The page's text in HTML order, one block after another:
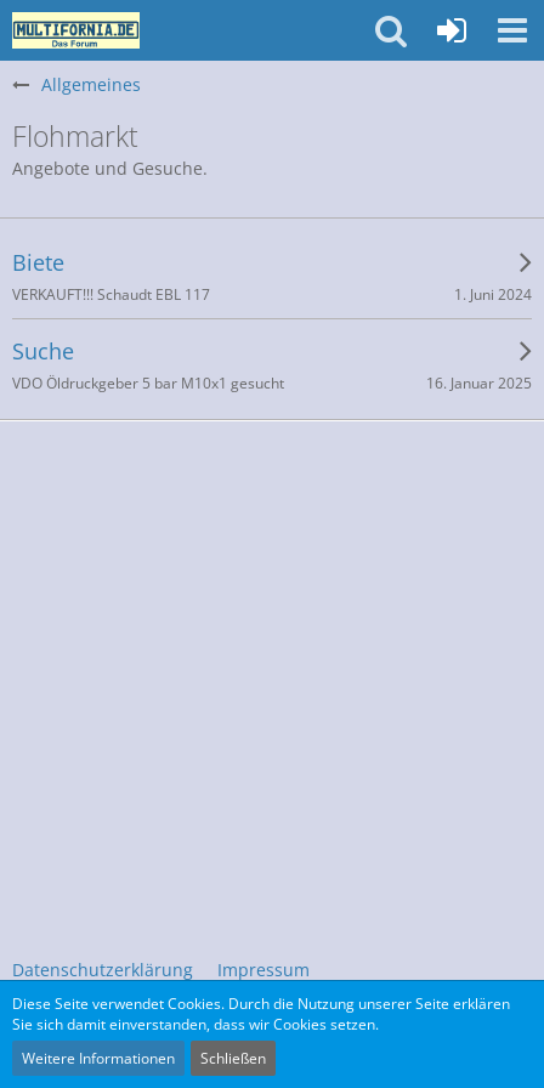
Allgemeines
Flohmarkt
Angebote und Gesuche.
Biete
VERKAUFT!!! Schaudt EBL 117 1. Juni 2024
Suche
VDO Öldruckgeber 5 bar M10x1 gesucht 16. Januar 2025
Datenschutzerklärung Impressum
Community-Software:
Diese Seite verwendet Cookies. Durch die Nutzung unserer Seite erklären
Sie sich damit einverstanden, dass wir Cookies setzen.
Weitere Informationen
Schließen